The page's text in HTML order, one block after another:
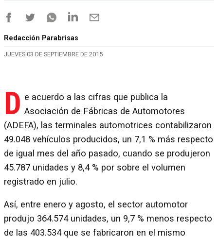
Redacción Parabrisas
JUEVES 03 DE SEPTIEMBRE DE 2015
D e acuerdo a las cifras que publica la
Asociación de Fábricas de Automotores
(ADEFA), las terminales automotrices contabilizaron
49.048 vehículos producidos, un 7,1 % más respecto
de igual mes del año pasado, cuando se produjeron
45.787 unidades y 8,4 % por sobre el volumen
registrado en julio.
Así, entre enero y agosto, el sector automotor
produjo 364.574 unidades, un 9,7 % menos respecto
de las 403.534 que se fabricaron en el mismo